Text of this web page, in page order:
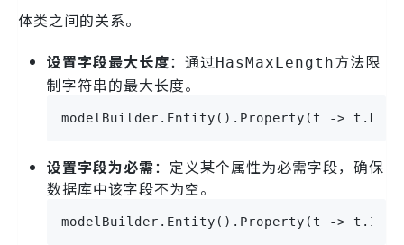
体类之间的关系。
设置字段最大长度：通过HasMaxLength方法限
制字符串的最大长度。
modelBuilder.Entity().Property(t ->
设置字段为必需：定义某个属性为必需字段，确保
数据库中该字段不为空。
modelBuilder.Entity().Property(t ->